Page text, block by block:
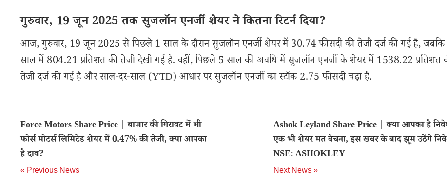
गुरुवार, 19 जून 2025 तक सुजलॉन एनर्जी शेयर ने कितना रिटर्न दिया?
आज, गुरुवार, 19 जून 2025 से पिछले 1 साल के दौरान सुजलॉन एनर्जी शेयर में 30.74 फीसदी की तेजी दर्ज की गई है,
साल में 804.21 प्रतिशत की तेजी देखी गई है. वहीं, पिछले 5 साल की अवधि में सुजलॉन एनर्जी के शेयर में 1538.22 प्रतिशत
तेजी दर्ज की गई है और साल-दर-साल (YTD) आधार पर सुजलॉन एनर्जी का स्टॉक 2.75 फीसदी चढ़ा है.
Force Motors Share Price | बाजार की गिरावट में भी
फोर्स मोटर्स लिमिटेड शेयर में 0.47% की तेजी, क्या आपका
है दाव?
« Previous News
Ashok Leyland Share Price | क्या आपका है
एक भी शेयर मत बेचना, इस खबर के बाद झूम उठेंगे
NSE: ASHOKLEY
Next News »